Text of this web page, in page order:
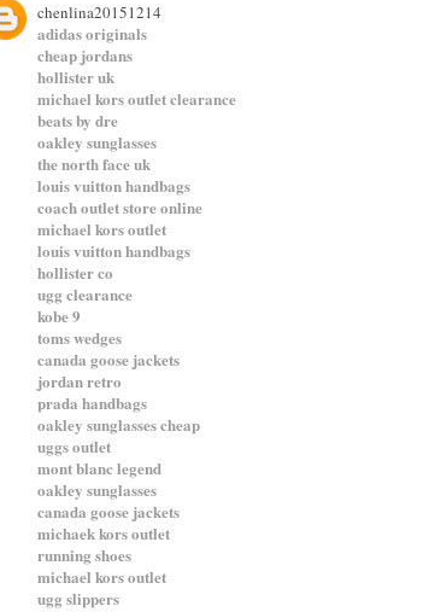
chenlina20151214
adidas originals
cheap jordans
hollister uk
michael kors outlet clearance
beats by dre
oakley sunglasses
the north face uk
louis vuitton handbags
coach outlet store online
michael kors outlet
louis vuitton handbags
hollister co
ugg clearance
kobe 9
toms wedges
canada goose jackets
jordan retro
prada handbags
oakley sunglasses cheap
uggs outlet
mont blanc legend
oakley sunglasses
canada goose jackets
michaek kors outlet
running shoes
michael kors outlet
ugg slippers